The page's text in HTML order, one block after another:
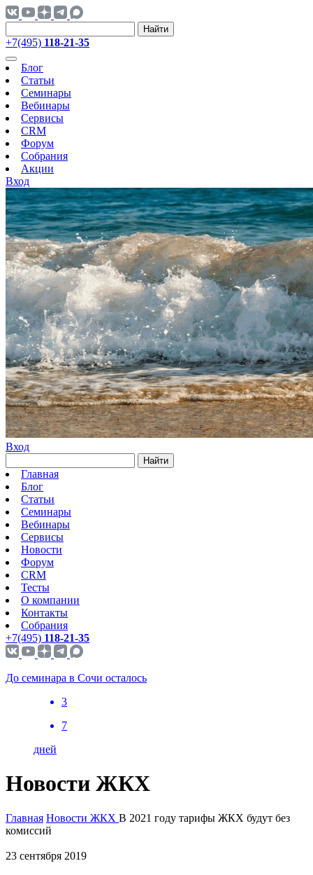
Найти
+7(495) 118-21-35
Блог
Статьи
Семинары
Вебинары
Сервисы
CRM
Форум
Собрания
Акции
Вход
Вход
Найти
Главная
Блог
Статьи
Семинары
Вебинары
Сервисы
Новости
Форум
CRM
Тесты
О компании
Контакты
Собрания
+7(495) 118-21-35
До семинара в Сочи осталось
3
7
дней
Новости ЖКХ
Главная Новости ЖКХ В 2021 году тарифы ЖКХ будут без
комиссий
23 сентября 2019